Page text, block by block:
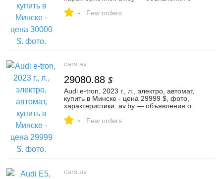
- Few orders
cars.av
29080.88 $
Audi e-tron, 2023 г., л., электро, автомат,
купить в Минске - цена 29999 $, фото,
характеристики. av.by — объявления о
- Few orders
cars.av